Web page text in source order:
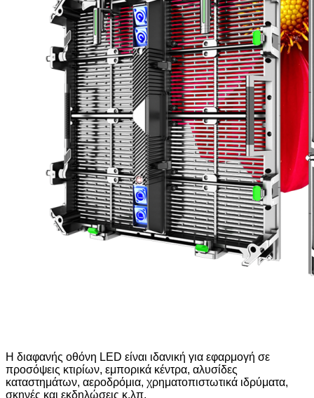
Η διαφανής οθόνη LED είναι ιδανική για εφαρμογή σε
προσόψεις κτιρίων, εμπορικά κέντρα, αλυσίδες
καταστημάτων, αεροδρόμια, χρηματοπιστωτικά ιδρύματα,
σκηνές και εκδηλώσεις κ.λπ.